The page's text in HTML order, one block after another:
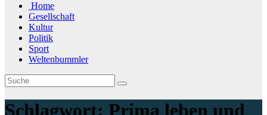
Home
Gesellschaft
Kultur
Politik
Sport
Weltenbummler
Schlagwort: Prima leben und